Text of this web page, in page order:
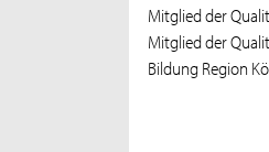
Mitglied der
Mitglied der
Bildung Region